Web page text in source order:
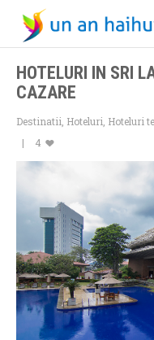
HOTELURI IN SRI
CAZARE
Destinatii Hoteluri Hoteluri
4